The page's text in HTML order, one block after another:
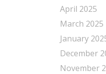
April 2025
March 2025
January
December
November